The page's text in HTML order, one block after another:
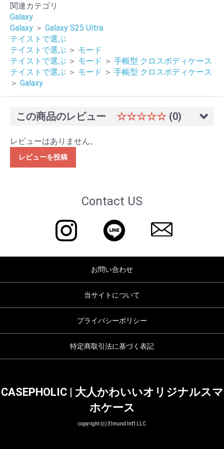
関連カテゴリ
Galaxy
Galaxy ＞ Galaxy S25 Ultra
テイストで選ぶ
テイストで選ぶ ＞ モード
テイストで選ぶ ＞ モード ＞ 手帳型 クロスボディケース
テイストで選ぶ ＞ モード ＞ 手帳型 クロスボディケース
＞ Galaxy
この商品のレビュー ☆☆☆☆☆ (0)
レビューはありません。
レビューを投稿
Contact US
お問い合わせ
当サイトについて
プライバシーポリシー
特定商取引法に基づく表記
CASEPHOLIC | 大人かわいいオリジナルスマ
ホケース
copyright (c) Elmund Int'l LLC